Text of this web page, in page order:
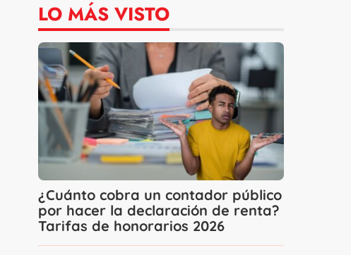
LO MÁS VISTO
¿Cuánto cobra un contador público
por hacer la declaración de renta?
Tarifas de honorarios 2026